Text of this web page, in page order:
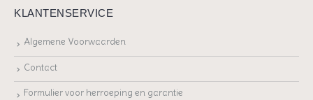
KLANTENSERVICE
Algemene Voorwaarden
Contact
Formulier voor herroeping en garantie